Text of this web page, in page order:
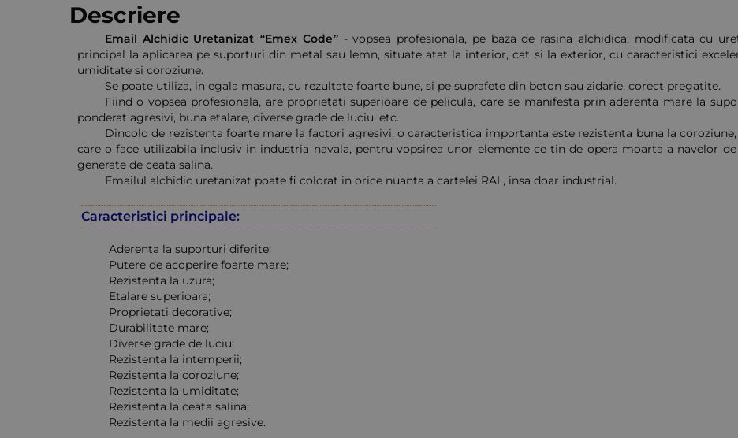
Descriere
Email Alchidic Uretanizat “Emex Code”- vopsea profesionala, pe baza de rasina alchidica, modificata cu
principal la aplicarea pe suporturi din metal sau lemn, situate atat la interior, cat si la exterior, cu caracteristici
umiditate si coroziune.
Se poate utiliza, in egala masura, cu rezultate foarte bune, si pe suprafete din beton sau zidarie, corect pregatite.
Fiind o vopsea profesionala, are proprietati superioare de pelicula, care se manifesta prin aderenta mare la
ponderat agresivi, buna etalare, diverse grade de luciu, etc.
Dincolo de rezistenta foarte mare la factori agresivi, o caracteristica importanta este rezistenta buna la
care o face utilizabila inclusiv in industria navala, pentru vopsirea unor elemente ce tin de opera moarta a navelor
generate de ceata salina.
Emailul alchidic uretanizat poate fi colorat in orice nuanta a cartelei RAL, insa doar industrial.
Caracteristici principale:
Aderenta la suporturi diferite;
Putere de acoperire foarte mare;
Rezistenta la uzura;
Etalare superioara;
Proprietati decorative;
Durabilitate mare;
Diverse grade de luciu;
Rezistenta la intemperii;
Rezistenta la coroziune;
Rezistenta la umiditate;
Rezistenta la ceata salina;
Rezistenta la medii agresive.